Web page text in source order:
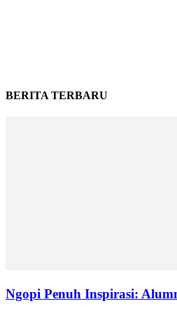
BERITA TERBARU
Ngopi Penuh Inspirasi: